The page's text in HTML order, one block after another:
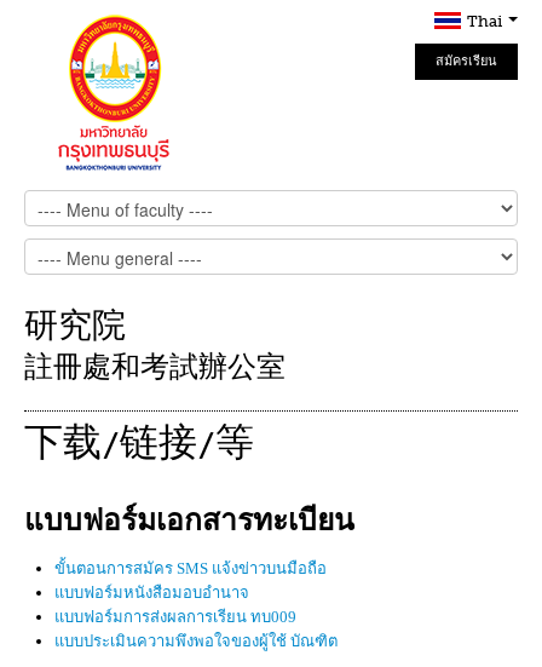
Thai
สมัครเรียน
Online
研究院
註冊處和考試辦公室
下载/链接/等
แบบฟอร์มเอกสารทะเบียน
ขั้นตอนการสมัคร SMS แจ้งข่าวบนมือถือ
แบบฟอร์มหนังสือมอบอำนาจ
แบบฟอร์มการส่งผลการเรียน ทบ009
แบบประเมินความพึงพอใจของผู้ใช้ บัณฑิต